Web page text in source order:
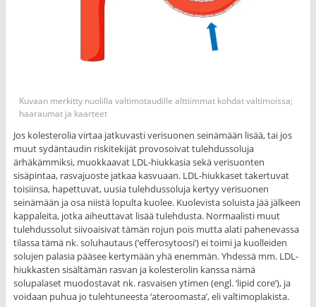
Kuvaan merkitty nuolilla valtimotaudille alttiimmat kohdat valtimoissa;
haaraumat ja kaarteet
Jos kolesterolia virtaa jatkuvasti verisuonen seinämään lisää, tai jos
muut sydäntaudin riskitekijät provosoivat tulehdussoluja
ärhäkämmiksi, muokkaavat LDL-hiukkasia sekä verisuonten
sisäpintaa, rasvajuoste jatkaa kasvuaan. LDL-hiukkaset takertuvat
toisiinsa, hapettuvat, uusia tulehdussoluja kertyy verisuonen
seinämään ja osa niistä lopulta kuolee. Kuolevista soluista jää jälkeen
kappaleita, jotka aiheuttavat lisää tulehdusta. Normaalisti muut
tulehdussolut siivoaisivat tämän rojun pois mutta alati pahenevassa
tilassa tämä nk. soluhautaus (‘efferosytoosi’) ei toimi ja kuolleiden
solujen palasia pääsee kertymään yhä enemmän. Yhdessä mm. LDL-
hiukkasten sisältämän rasvan ja kolesterolin kanssa nämä
solupalaset muodostavat nk. rasvaisen ytimen (engl. ‘lipid core’), ja
voidaan puhua jo tulehtuneesta ‘ateroomasta’, eli valtimoplakista.